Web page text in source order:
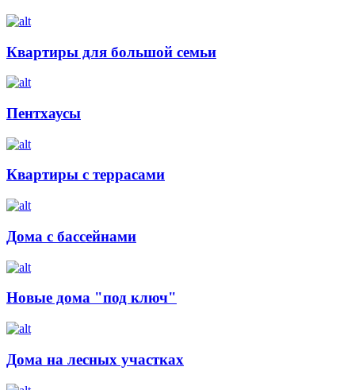
Квартиры для большой семьи
Пентхаусы
Квартиры с террасами
Дома с бассейнами
Новые дома "под ключ"
Дома на лесных участках